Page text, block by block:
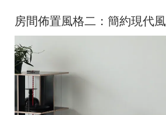
房間佈置風格二：簡約現代風